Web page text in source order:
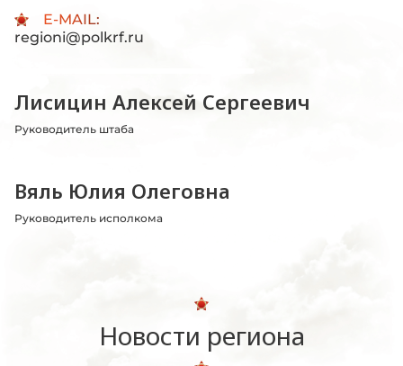
E-MAIL:
regioni@polkrf.ru
Лисицин Алексей Сергеевич
Руководитель штаба
Вяль Юлия Олеговна
Руководитель исполкома
Новости региона